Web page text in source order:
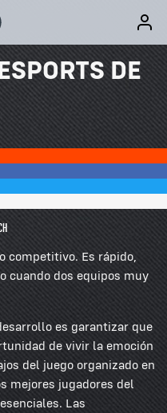
DE
competitivo. Es rápido,
cuando dos equipos muy
es garantizar que
de vivir la emoción
del juego organizado en
mejores jugadores del
Las